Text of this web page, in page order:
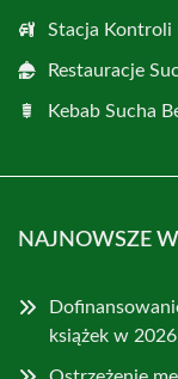
Stacja Kontroli
Restauracje
Kebab Sucha
NAJNOWSZE
książek w